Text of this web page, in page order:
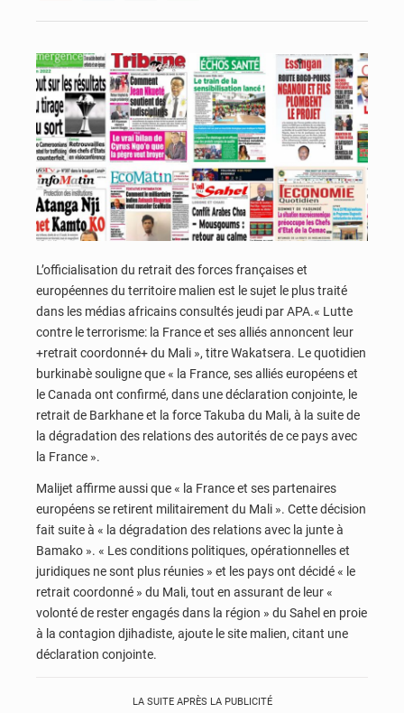
L’officialisation du retrait des forces françaises et
européennes du territoire malien est le sujet le plus traité
dans les médias africains consultés jeudi par APA.« Lutte
contre le terrorisme: la France et ses alliés annoncent leur
+retrait coordonné+ du Mali », titre Wakatsera. Le quotidien
burkinabè souligne que « la France, ses alliés européens et
le Canada ont confirmé, dans une déclaration conjointe, le
retrait de Barkhane et la force Takuba du Mali, à la suite de
la dégradation des relations des autorités de ce pays avec
la France ».
Malijet affirme aussi que « la France et ses partenaires
européens se retirent militairement du Mali ». Cette décision
fait suite à « la dégradation des relations avec la junte à
Bamako ». « Les conditions politiques, opérationnelles et
juridiques ne sont plus réunies » et les pays ont décidé « le
retrait coordonné » du Mali, tout en assurant de leur «
volonté de rester engagés dans la région » du Sahel en proie
à la contagion djihadiste, ajoute le site malien, citant une
déclaration conjointe.
LA SUITE APRÈS LA PUBLICITÉ